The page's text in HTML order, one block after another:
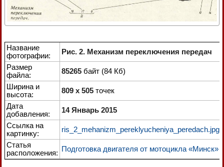
Название
фотографии:
Рис. 2. Механизм переключения передач
Размер
файла:
85265 байт (84 Кб)
Ширина и
высота:
809 x 505 точек
Дата
добавления:
14 Январь 2015
Ссылка на
картинку:
ris_2_mehanizm_pereklyucheniya_peredach.jpg
Статья
расположения: Подготовка двигателя от мотоцикла «Минск»